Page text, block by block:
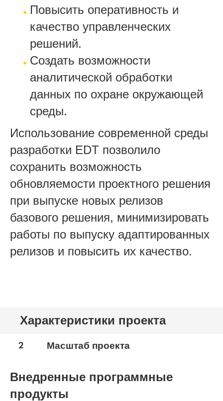
Повысить оперативность и
качество управленческих
решений.
Создать возможности
аналитической обработки
данных по охране окружающей
среды.
Использование современной среды
разработки EDT позволило
сохранить возможность
обновляемости проектного решения
при выпуске новых релизов
базового решения, минимизировать
работы по выпуску адаптированных
релизов и повысить их качество.
Характеристики проекта
2 Масштаб проекта
Внедренные программные
продукты